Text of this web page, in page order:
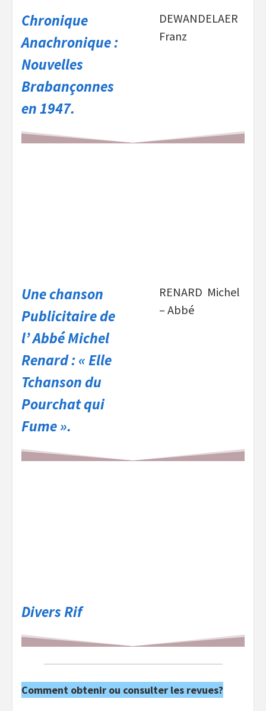
Chronique
Anachronique :
Nouvelles
Brabançonnes
en 1947.
DEWANDELAER
Franz
Une chanson
Publicitaire de
l’ Abbé Michel
Renard : « Elle
Tchanson du
Pourchat qui
Fume ».
RENARD Michel
– Abbé
Divers Rif
Comment obtenir ou consulter les revues?